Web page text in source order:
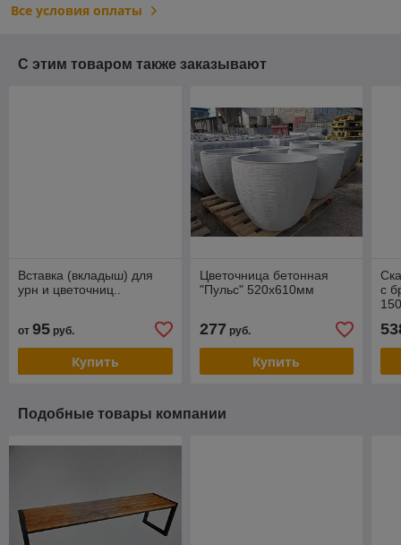
Все условия оплаты
С этим товаром также заказывают
Вставка (вкладыш) для
урн и цветочниц..
от 95 руб.
Купить
Цветочница бетонная
"Пульс" 520х610мм
277 руб.
Купить
с
Подобные товары компании